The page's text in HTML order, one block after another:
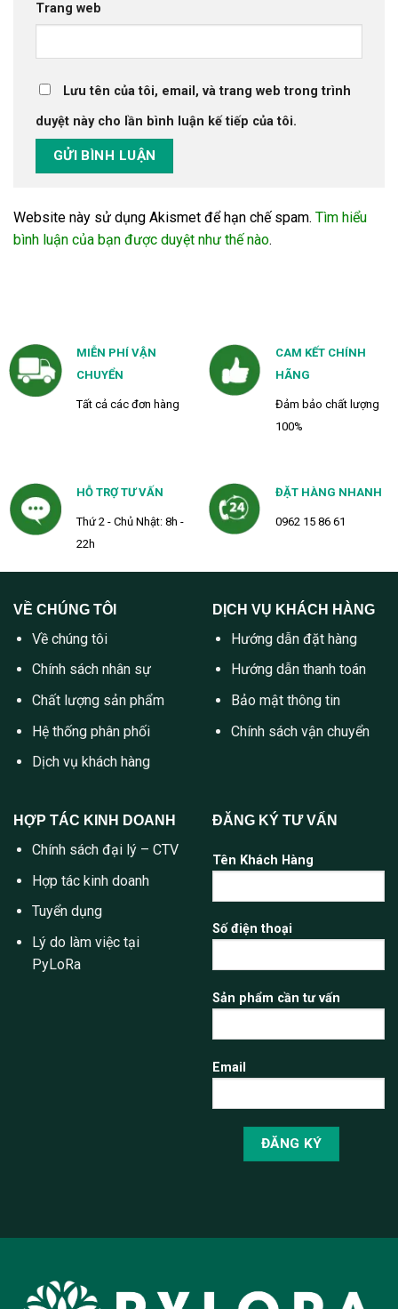
Trang web
Lưu tên của tôi, email, và trang web trong trình
duyệt này cho lần bình luận kế tiếp của tôi.
Website này sử dụng Akismet để hạn chế spam. Tìm hiểu
bình luận của bạn được duyệt như thế nào.
MIỄN PHÍ VẬN
CHUYỂN
Tất cả các đơn hàng
CAM KẾT CHÍNH
HÃNG
Đảm bảo chất lượng
100%
HỖ TRỢ TƯ VẤN
Thứ 2 - Chủ Nhật: 8h -
22h
ĐẶT HÀNG NHANH
0962 15 86 61
VỀ CHÚNG TÔI
Về chúng tôi
Chính sách nhân sự
Chất lượng sản phẩm
Hệ thống phân phối
Dịch vụ khách hàng
DỊCH VỤ KHÁCH HÀNG
Hướng dẫn đặt hàng
Hướng dẫn thanh toán
Bảo mật thông tin
Chính sách vận chuyển
HỢP TÁC KINH DOANH
Chính sách đại lý – CTV
Hợp tác kinh doanh
Tuyển dụng
Lý do làm việc tại
PyLoRa
ĐĂNG KÝ TƯ VẤN
Tên Khách Hàng
Số điện thoại
Sản phẩm cần tư vấn
Email